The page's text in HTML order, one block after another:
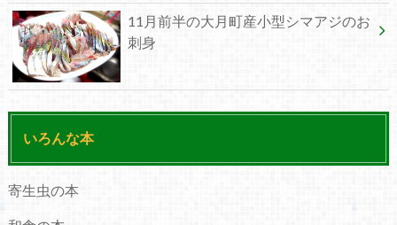
11月前半の大月町産小型シマアジのお
刺身
いろんな本
寄生虫の本